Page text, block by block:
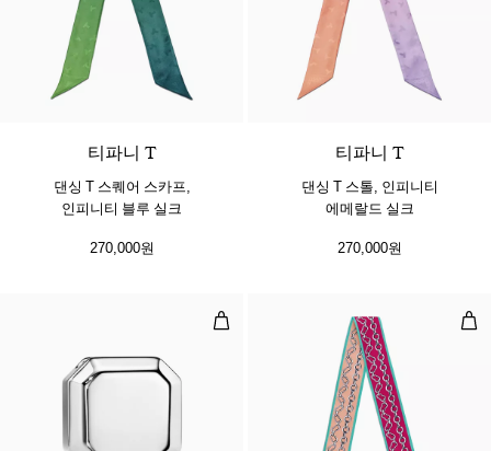
티파니 T
댄싱 T 스퀘어 스카프,
인피니티 블루 실크
270,000원
티파니 T
댄싱 T 스톨, 인피니티
에메랄드 실크
270,000원
스카프 링, 팔라듐 도금 메탈 체